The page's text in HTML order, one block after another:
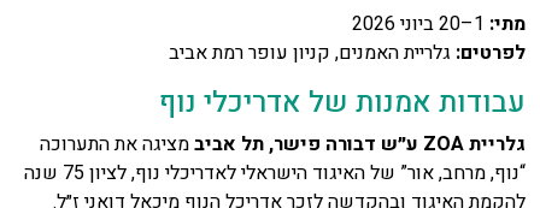
מתי:
לפרטים: גלריית האמנים, קניון עופר רמת אביב
עבודות אמנות של אדריכלי נוף
גלריית ע״ש דבורה פישר, תל אביבמציגה את התערוכה
“נוף, מרחב, אור” של האיגוד הישראלי לאדריכלי נוף, לציון 75 שנה
להקמת האיגוד ובהקדשה לזכר אדריכל הנוף מיכאל דואני ז״ל.